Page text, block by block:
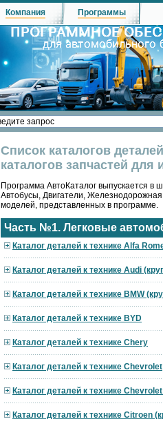
Компания Программы
Список каталогов
каталогов запчастей для
Программа АвтоКаталог выпускается в
Автобусы, Двигатели,
моделей, представленных в программе.
Часть №1. Легковые
Каталог деталей к технике Alfa
Каталог деталей к технике Audi
Каталог деталей к технике BMW
Каталог деталей к технике BYD
Каталог деталей к технике Chery
Каталог деталей к технике Chevrolet
Каталог деталей к технике
Каталог деталей к технике Citroen